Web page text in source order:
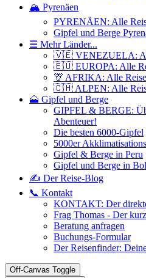
🏔️ Pyrenäen
PYRENÄEN: Alle
Gipfel und Berge
☰ Mehr Länder...
🇻🇪 VENEZUELA:
🇪🇺 EUROPA: Alle
🦒 AFRIKA: Alle
🇨🇭 ALPEN: Alle
🗻 Gipfel und Berge
GIPFEL & BERGE:
Abenteuer!
Die besten 6000-Gipfel
5000er
Gipfel & Berge in Peru
Gipfel und Berge in
✍️ Der Reise-Blog
📞 Kontakt
KONTAKT: Der
Frag Thomas - Der
Beratung anfragen
Buchungs-Formular
Der Reisenfinder:
Off-Canvas Toggle